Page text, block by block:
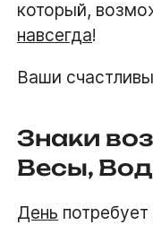
который,
навсегда!
Ваши
Знаки
Весы,
День